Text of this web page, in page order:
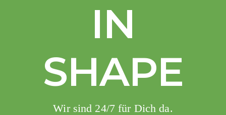
IN
SHAPE
Wir sind 24/7 für Dich da.